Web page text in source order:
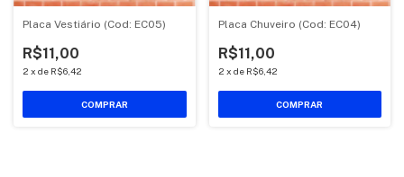
Placa Vestiário (Cod: EC05)
R$11,00
2 x de R$6,42
COMPRAR
Placa Chuveiro (Cod: EC04)
R$11,00
2 x de R$6,42
COMPRAR